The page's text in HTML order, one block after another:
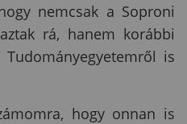
nemcsak a Soproni
rá, hanem korábbi
is
hogy onnan is